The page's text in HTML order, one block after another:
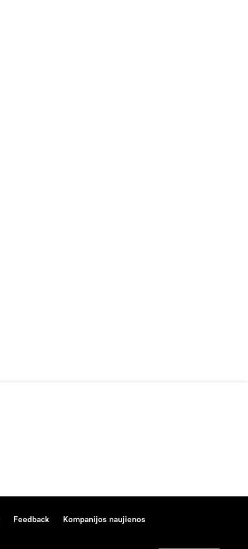
Feedback Kompanijos naujienos